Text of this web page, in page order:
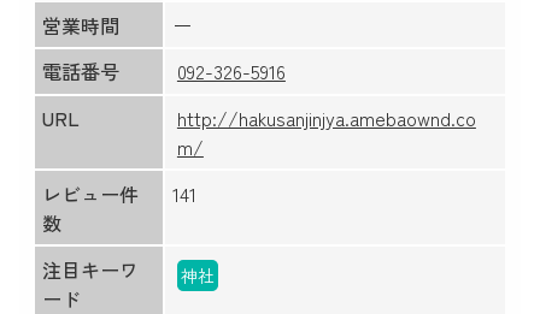
営業時間
ー
電話番号
092-326-5916
URL
http://hakusanjinjya.amebaownd.co
m/
レビュー件
数
141
注目キーワ
ード
神社